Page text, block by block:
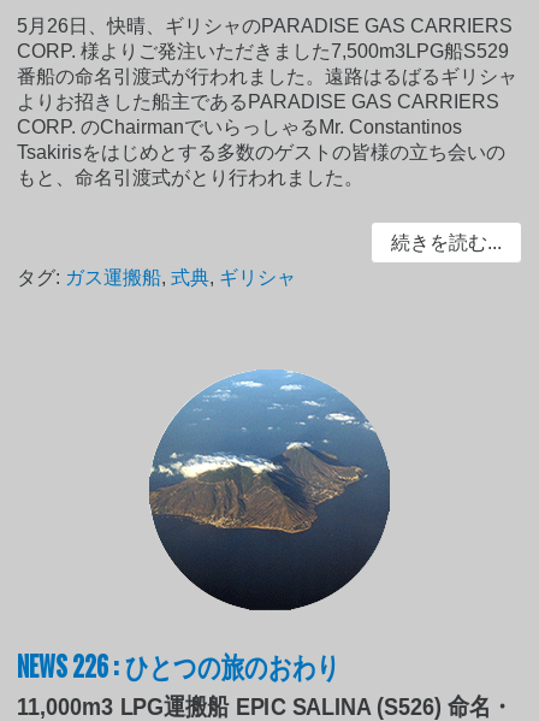
5月26日、快晴、ギリシャのPARADISE GAS CARRIERS
CORP. 様よりご発注いただきました7,500m3LPG船S529
番船の命名引渡式が行われました。遠路はるばるギリシャ
よりお招きした船主であるPARADISE GAS CARRIERS
CORP. のChairmanでいらっしゃるMr. Constantinos
Tsakirisをはじめとする多数のゲストの皆様の立ち会いの
もと、命名引渡式がとり行われました。
続きを読む...
タグ: ガス運搬船,式典, ギリシャ
NEWS 226 : ひとつの旅のおわり
11,000m3 LPG運搬船 EPIC SALINA (S526) 命名・